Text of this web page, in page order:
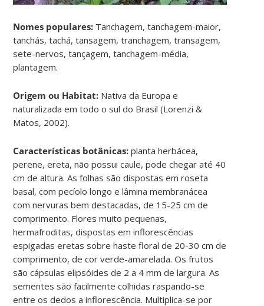
Nomes populares: Tanchagem, tanchagem-maior,
tanchás, tachá, tansagem, tranchagem, transagem,
sete-nervos, tançagem, tanchagem-média,
plantagem.
Origem ou Habitat: Nativa da Europa e
naturalizada em todo o sul do Brasil (Lorenzi &
Matos, 2002).
Características botânicas:planta herbácea,
perene, ereta, não possui caule, pode chegar até 40
cm de altura. As folhas são dispostas em roseta
basal, com pecíolo longo e lâmina membranácea
com nervuras bem destacadas, de 15-25 cm de
comprimento. Flores muito pequenas,
hermafroditas, dispostas em inflorescências
espigadas eretas sobre haste floral de 20-30 cm de
comprimento, de cor verde-amarelada. Os frutos
são cápsulas elipsóides de 2 a 4 mm de largura. As
sementes são facilmente colhidas raspando-se
entre os dedos a inflorescência. Multiplica-se por